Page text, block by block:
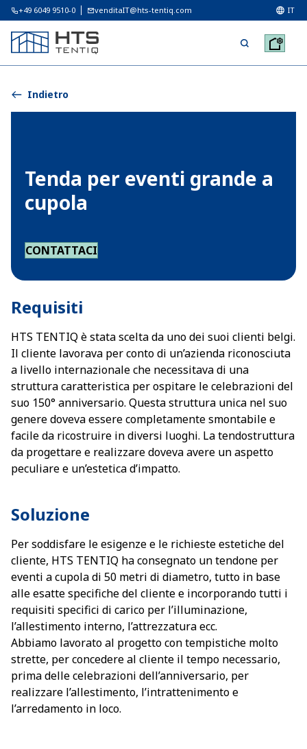
+49 6049 9510-0 venditaIT@hts-tentiq.com IT
Indietro
Tenda per eventi grande a
cupola
CONTATTACI
Requisiti
HTS TENTIQ è stata scelta da uno dei suoi clienti belgi.
Il cliente lavorava per conto di un’azienda riconosciuta
a livello internazionale che necessitava di una
struttura caratteristica per ospitare le celebrazioni del
suo 150° anniversario. Questa struttura unica nel suo
genere doveva essere completamente smontabile e
facile da ricostruire in diversi luoghi. La tendostruttura
da progettare e realizzare doveva avere un aspetto
peculiare e un’estetica d’impatto.
Soluzione
Per soddisfare le esigenze e le richieste estetiche del
cliente, HTS TENTIQ ha consegnato un tendone per
eventi a cupola di 50 metri di diametro, tutto in base
alle esatte specifiche del cliente e incorporando tutti i
requisiti specifici di carico per l’illuminazione,
l’allestimento interno, l’attrezzatura ecc.
Abbiamo lavorato al progetto con tempistiche molto
strette, per concedere al cliente il tempo necessario,
prima delle celebrazioni dell’anniversario, per
realizzare l’allestimento, l’intrattenimento e
l’arredamento in loco.